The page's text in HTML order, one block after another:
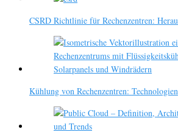
CSRD Richtlinie für Rechenzentren:
Kühlung von Rechenzentren: